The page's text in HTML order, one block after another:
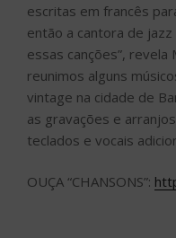
escritas em francês
então a cantora de
essas canções”, revela
reunimos alguns
vintage na cidade de
as gravações e
teclados e vocais
OUÇA “CHANSONS”: